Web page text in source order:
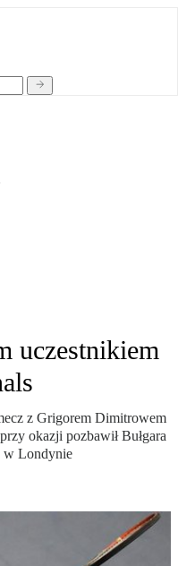
uczestnikiem
z Grigorem Dimitrowem
okazji pozbawił Bułgara
w Londynie